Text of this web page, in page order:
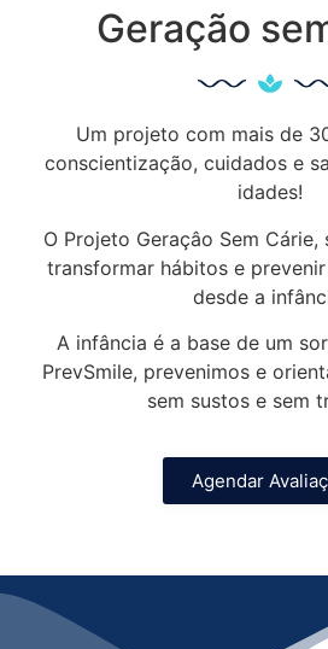
Geração
Um projeto com mais de
conscientização, cuidados e
idades!
O Projeto Geraçâo Sem
transformar hábitos e
desde a
A infância é a base de um
PrevSmile, prevenimos e
sem sustos e sem
Agendar